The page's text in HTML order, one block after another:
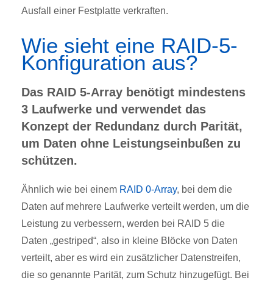
Ausfall einer Festplatte verkraften.
Wie sieht eine RAID-5-
Konfiguration aus?
Das RAID 5-Array benötigt mindestens
3 Laufwerke und verwendet das
Konzept der Redundanz durch Parität,
um Daten ohne Leistungseinbußen zu
schützen.
Ähnlich wie bei einem RAID 0-Array, bei dem die
Daten auf mehrere Laufwerke verteilt werden, um die
Leistung zu verbessern, werden bei RAID 5 die
Daten „gestriped“, also in kleine Blöcke von Daten
verteilt, aber es wird ein zusätzlicher Datenstreifen,
die so genannte Parität, zum Schutz hinzugefügt. Bei